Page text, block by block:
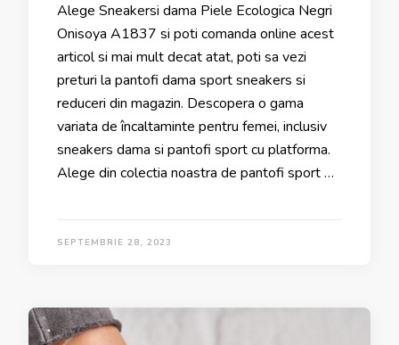
Alege Sneakersi dama Piele Ecologica Negri
Onisoya A1837 si poti comanda online acest
articol si mai mult decat atat, poti sa vezi
preturi la pantofi dama sport sneakers si
reduceri din magazin. Descopera o gama
variata de încaltaminte pentru femei, inclusiv
sneakers dama si pantofi sport cu platforma.
Alege din colectia noastra de pantofi sport …
SEPTEMBRIE 28, 2023